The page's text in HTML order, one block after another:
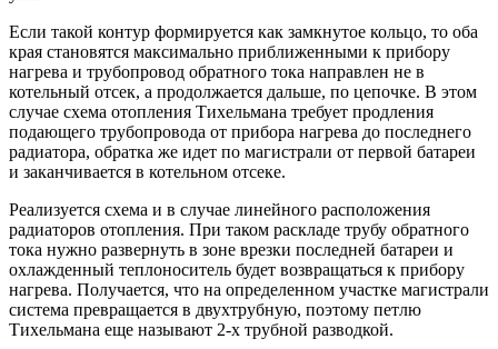
Если такой контур формируется как замкнутое кольцо, то оба
края становятся максимально приближенными к прибору
нагрева и трубопровод обратного тока направлен не в
котельный отсек, а продолжается дальше, по цепочке. В этом
случае схема отопления Тихельмана требует продления
подающего трубопровода от прибора нагрева до последнего
радиатора, обратка же идет по магистрали от первой батареи
и заканчивается в котельном отсеке.
Реализуется схема и в случае линейного расположения
радиаторов отопления. При таком раскладе трубу обратного
тока нужно развернуть в зоне врезки последней батареи и
охлажденный теплоноситель будет возвращаться к прибору
нагрева. Получается, что на определенном участке магистрали
система превращается в двухтрубную, поэтому петлю
Тихельмана еще называют 2-х трубной разводкой.